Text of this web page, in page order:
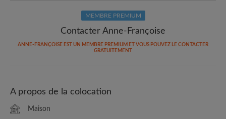
MEMBRE PREMIUM
Contacter Anne-Françoise
ANNE-FRANÇOISE EST UN MEMBRE PREMIUM ET VOUS POUVEZ LE CONTACTER
GRATUITEMENT
A propos de la colocation
Maison